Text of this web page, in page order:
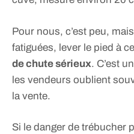
Pour nous, c’est peu,
fatiguées, lever le pied à
de chute sérieux. C’est
les vendeurs oublient
la vente.
Si le danger de trébucher